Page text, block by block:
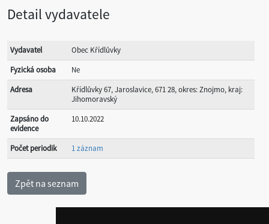
Detail vydavatele
Vydavatel
Obec Křídlůvky
Fyzická osoba
Ne
Adresa
Křídlůvky 67, Jaroslavice, 671 28, okres: Znojmo, kraj:
Jihomoravský
Zapsáno do
evidence
10.10.2022
Počet periodik 1 záznam